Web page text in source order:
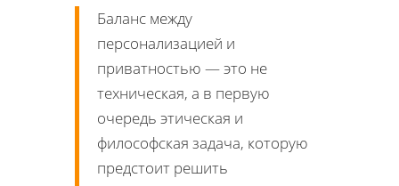
Баланс между
персонализацией и
приватностью — это не
техническая, а в первую
очередь этическая и
философская задача, которую
предстоит решить